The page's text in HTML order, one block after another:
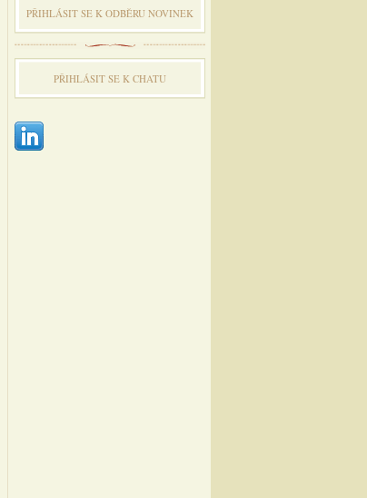
PŘIHLÁSIT SE K ODBĔRU NOVINEK
PŘIHLÁSIT SE K CHATU